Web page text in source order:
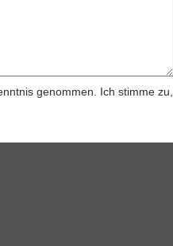
genommen. Ich stimme